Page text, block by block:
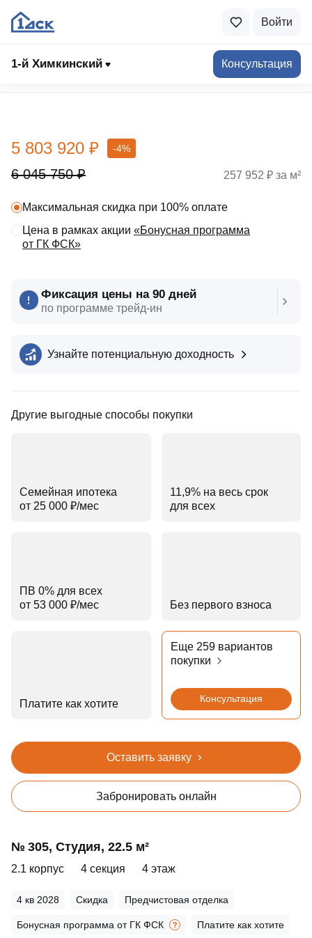
Войти
1-й Химкинский Консультация
Выбрать квартиру
6 045 750 ₽
5 803 920 ₽ -4%
Фиксация цены на 90 дней
по программе трейд‑ин
Узнайте потенциальную доходность
Другие выгодные способы покупки
Семейная ипотека
от 25 000 ₽⁠/⁠мес
11,9% на весь срок
для всех
ПВ 0% для всех
от 53 000 ₽⁠/⁠мес
Без первого взноса
Платите как хотите
Еще 259 вариантов
покупки
Консультация
Максимальная скидка при 100% оплате
Цена в рамках акции «Бонусная программа
от ГК ФСК»
257 952 ₽ за м²
Оставить заявку
Забронировать онлайн
№ 305, Студия, 22.5 м²
2.1 корпус 4 секция 4 этаж
4 кв 2028 Скидка Предчистовая отделка
Бонусная программа от ГК ФСК Платите как хотите